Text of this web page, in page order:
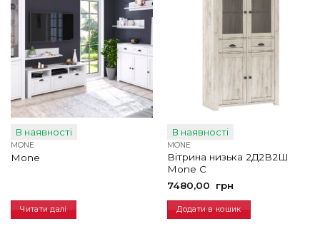
В наявності
MONE
Mone
Читати далі
В наявності
MONE
Вітрина низька 2Д2В2Ш
Mone С
7480,00
грн
Додати в кошик